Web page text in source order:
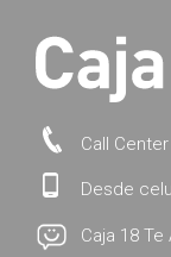
Call
Desde
Caja 18 Te